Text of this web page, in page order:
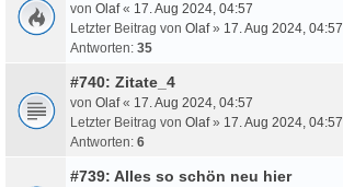
von Olaf« 17. Aug 2024, 04:57
Letzter Beitrag von Olaf» 17. Aug 2024, 04:57
Antworten: 35
#740: Zitate_4
von Olaf« 17. Aug 2024, 04:57
Letzter Beitrag von Olaf» 17. Aug 2024, 04:57
Antworten: 6
#739: Alles so schön neu hier